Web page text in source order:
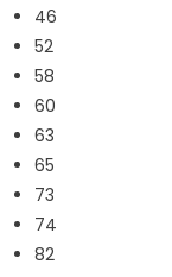
46
52
58
60
63
65
73
74
82